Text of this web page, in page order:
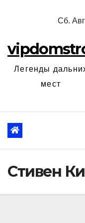
Сб.
Легенды
мест
Стивен